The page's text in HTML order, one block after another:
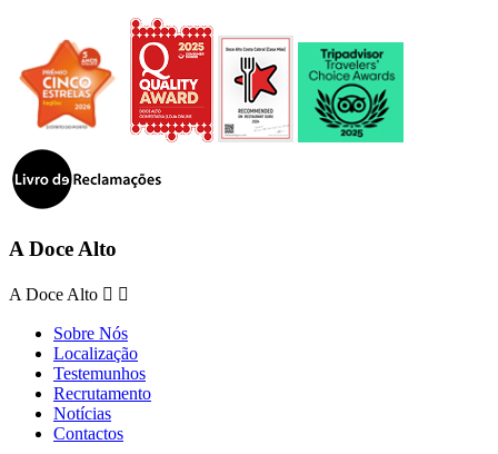
A Doce Alto
A Doce Alto  
Sobre Nós
Localização
Testemunhos
Recrutamento
Notícias
Contactos